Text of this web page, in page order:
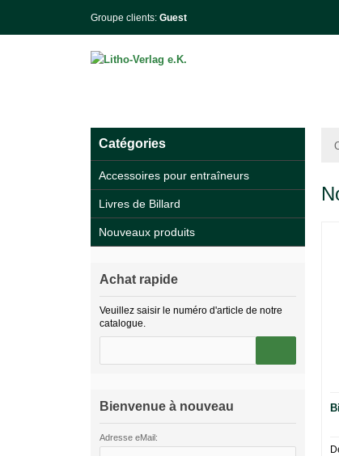
Groupe clients: Guest
Catégories
Accessoires pour entraîneurs
Livres de Billard
Nouveaux produits
Achat rapide
Veuillez saisir le numéro d'article de notre
catalogue.
Bienvenue à nouveau
Adresse eMail: